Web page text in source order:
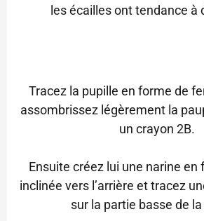
les écailles ont tendance à
Tracez la pupille en forme de
assombrissez légèrement la
un crayon 2B.
Ensuite créez lui une narine en
inclinée vers l’arrière et tracez
sur la partie basse de